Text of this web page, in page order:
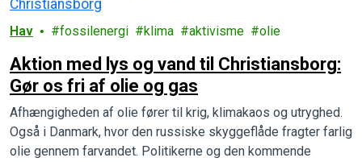
Hav fossilenergi klima aktivisme olie
Aktion med lys og vand til Christiansborg:
Gør os fri af olie og gas
Afhængigheden af olie fører til krig, klimakaos og utryghed.
Også i Danmark, hvor den russiske skyggeflåde fragter farlig
olie gennem farvandet. Politikerne og den kommende